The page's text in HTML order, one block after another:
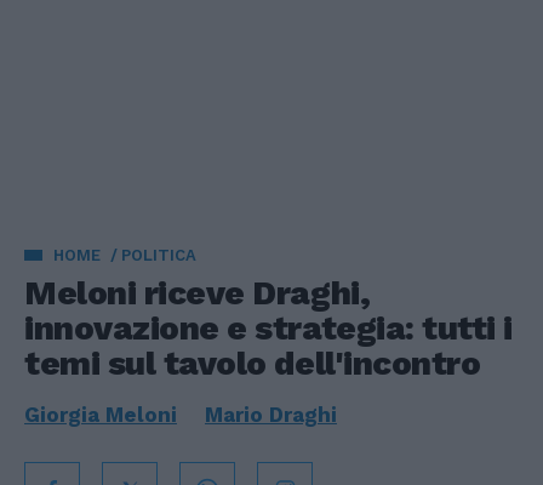
HOME POLITICA
Meloni riceve Draghi,
innovazione e strategia: tutti i
temi sul tavolo dell'incontro
Giorgia Meloni Mario Draghi